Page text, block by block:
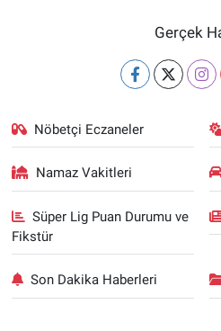
Gerçek
Nöbetçi Eczaneler
Namaz Vakitleri
Süper Lig Puan Durumu ve
Fikstür
Son Dakika Haberleri